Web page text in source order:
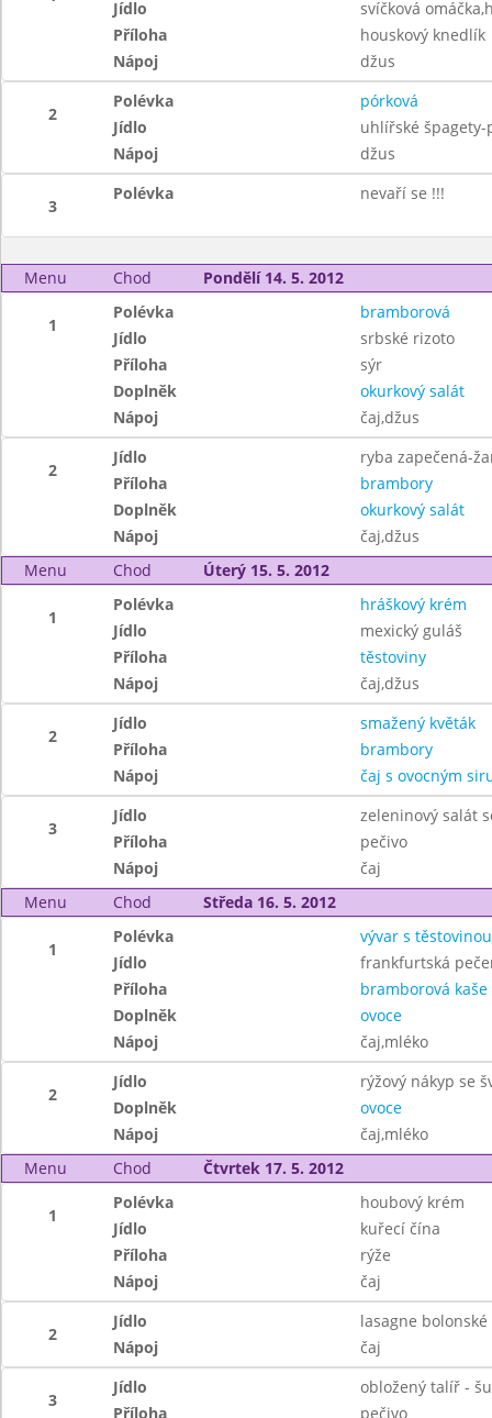
Jídlo
svíčková
Příloha
houskový knedlík
Nápoj
džus
2
Polévka
pórková
Jídlo
uhlířské špagety-
Nápoj
džus
3
Polévka nevaří se !!!
Menu Chod Pondělí 14. 5. 2012
1
Polévka
bramborová
Jídlo
srbské rizoto
Příloha
sýr
Doplněk
okurkový salát
Nápoj
čaj,džus
2
Jídlo
ryba zapečená-
Příloha
brambory
Doplněk
okurkový salát
Nápoj
čaj,džus
Menu
Chod Úterý 15. 5. 2012
1
Polévka
hráškový krém
Jídlo
mexický guláš
Příloha
těstoviny
Nápoj
čaj,džus
2
Jídlo
smažený květák
Příloha
brambory
Nápoj
čaj s ovocným
3
Jídlo
zeleninový salát
Příloha
pečivo
Nápoj
čaj
Menu
Chod Středa 16. 5. 2012
1
Polévka
vývar s těstovinou
Jídlo
frankfurtská
Příloha
bramborová kaše
Doplněk
ovoce
Nápoj
čaj,mléko
2
Jídlo
rýžový nákyp se
Doplněk
ovoce
Nápoj
čaj,mléko
Menu
Chod Čtvrtek 17. 5. 2012
1
Polévka
houbový krém
Jídlo
kuřecí čína
Příloha
rýže
Nápoj
čaj
2
Jídlo
lasagne bolonské
Nápoj
čaj
3
Jídlo
obložený talíř -
Příloha
pečivo